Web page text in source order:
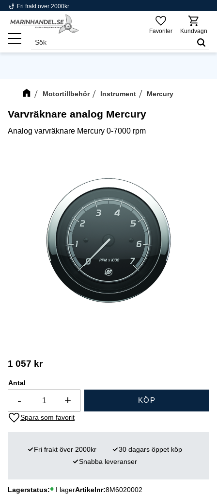
Meny
phishing Fri frakt över 2000kr
Favoriter Kundvagn
Motortillbehör Instrument Mercury
Varvräknare analog Mercury
Analog varvräknare Mercury 0-7000 rpm
1 057 kr
Antal
+
- KÖP
Lägg till i favoriter
Lagerstatus I lagerArtikelnr 8M6020002
Fri frakt över 2000kr
30 dagars öppet köp
Snabba leveranser